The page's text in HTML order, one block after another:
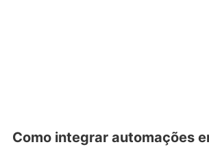
Como integrar automações